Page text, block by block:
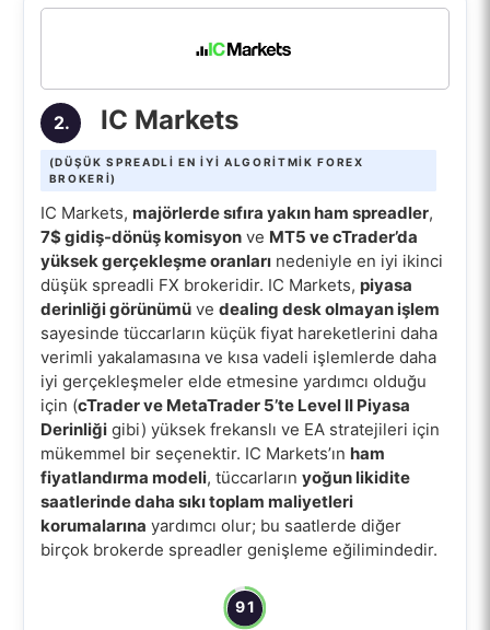
2. IC Markets
(DÜŞÜK SPREADLI EN IYI ALGORITMIK FOREX
BROKERI)
IC Markets, majörlerde sıfıra yakın ham spreadler,
7$ gidiş-dönüş komisyonve MT5 ve cTrader’da
yüksek gerçekleşme oranlarınedeniyle en iyi ikinci
düşük spreadli FX brokeridir. IC Markets, piyasa
derinliği görünümüve dealing desk olmayan işlem
sayesinde tüccarların küçük fiyat hareketlerini daha
verimli yakalamasına ve kısa vadeli işlemlerde daha
iyi gerçekleşmeler elde etmesine yardımcı olduğu
için (cTrader ve MetaTrader 5’te Level II Piyasa
Derinliğigibi) yüksek frekanslı ve EA stratejileri için
mükemmel bir seçenektir. IC Markets’ın ham
fiyatlandırma modeli, tüccarların yoğun likidite
saatlerinde daha sıkı toplam maliyetleri
korumalarına yardımcı olur; bu saatlerde diğer
birçok brokerde spreadler genişleme eğilimindedir.
91